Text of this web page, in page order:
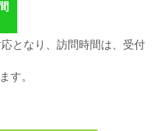
となり、訪問時間は、受付
す。